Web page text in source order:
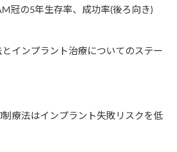
冠の5年生存率、成功率(後ろ向き)
インプラント治療についてのステー
療法はインプラント失敗リスクを低